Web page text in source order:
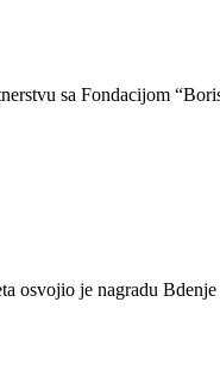
sa Fondacijom
osvojio je nagradu